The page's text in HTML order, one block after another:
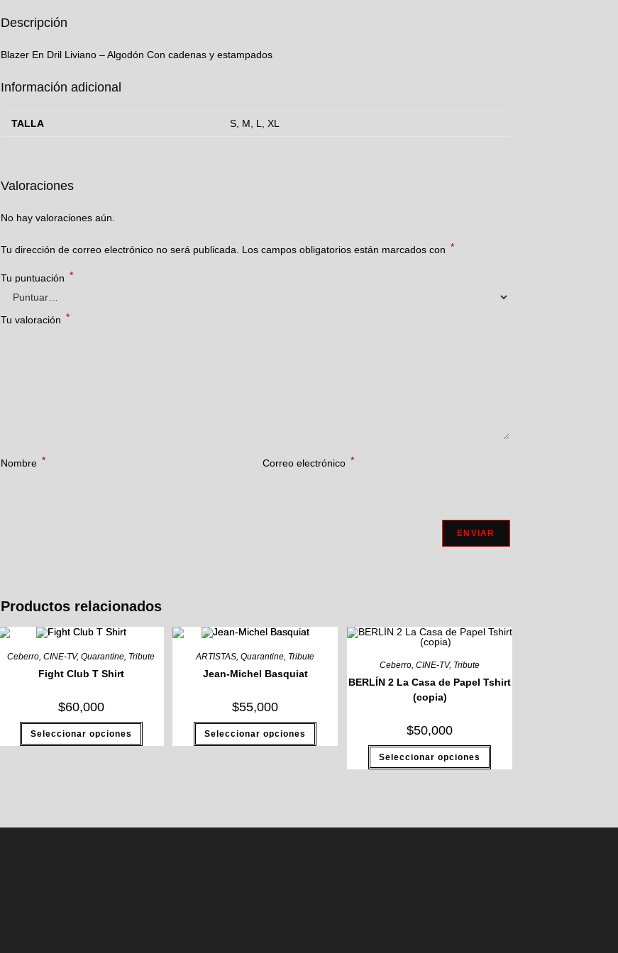
Descripción
Blazer En Dril Liviano – Algodón Con cadenas y estampados
Información adicional
TALLA S, M, L, XL
Valoraciones
No hay valoraciones aún.
Tu dirección de correo electrónico no será publicada. Los campos obligatorios están marcados con *
Tu puntuación *
Tu valoración *
Nombre * Correo electrónico *
Productos relacionados
Ceberro,CINE-TV,Quarantine, Tribute
Fight Club T Shirt
$60,000
Seleccionar opciones
Este
tiene
en
ARTISTAS,Quarantine, Tribute
Jean-Michel Basquiat
$55,000
Seleccionar opciones
tiene
en
Ceberro ,CINE-TV, Tribute
BERLÍN 2 La Casa de Papel Tshirt
(copia)
$50,000
Seleccionar opciones
tiene
pueden